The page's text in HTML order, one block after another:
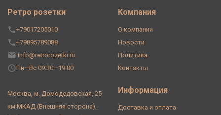
Ретро розетки
+79017205010
+79895789088
info@retrorozetki.ru
Пн—Вс 09:30—19:00
Москва, м. Домодедовская, 25
км МКАД (Внешняя сторона),
Компания
О компании
Новости
Политика
Контакты
Информация
Доставка и оплата